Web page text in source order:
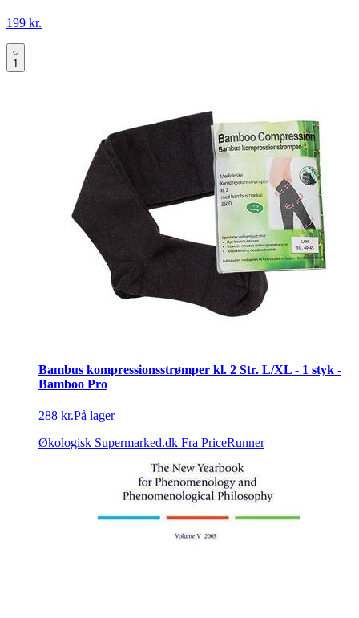
199 kr.
1
Bambus kompressionsstrømper kl. 2 Str. L/XL - 1 styk -
Bamboo Pro
288 kr.På lager
Økologisk Supermarked.dk Fra PriceRunner